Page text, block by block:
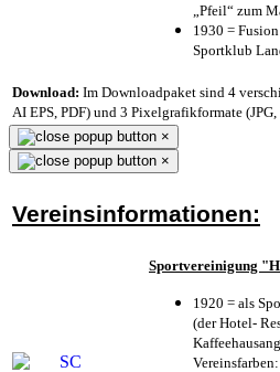
„Pfeil“ zum
1930 =
Sportklub
Download: Im Downloadpaket sind 4
AI EPS, PDF) und 3 Pixelgrafikformate (JPG,
×
×
Vereinsinformationen:
Sportvereinigung
1920 = als
(der Hotel-